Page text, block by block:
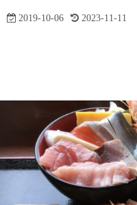
2019-10-06 2023-11-11